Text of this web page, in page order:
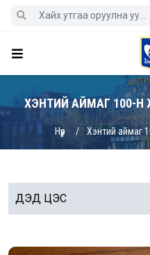
ХЭНТИЙ АЙМАГ 100-
Нүүр Хэнтий аймаг
ДЭД ЦЭС